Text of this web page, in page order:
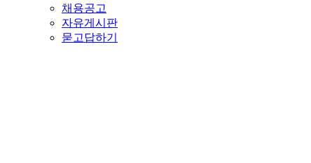
채용공고
자유게시판
묻고답하기